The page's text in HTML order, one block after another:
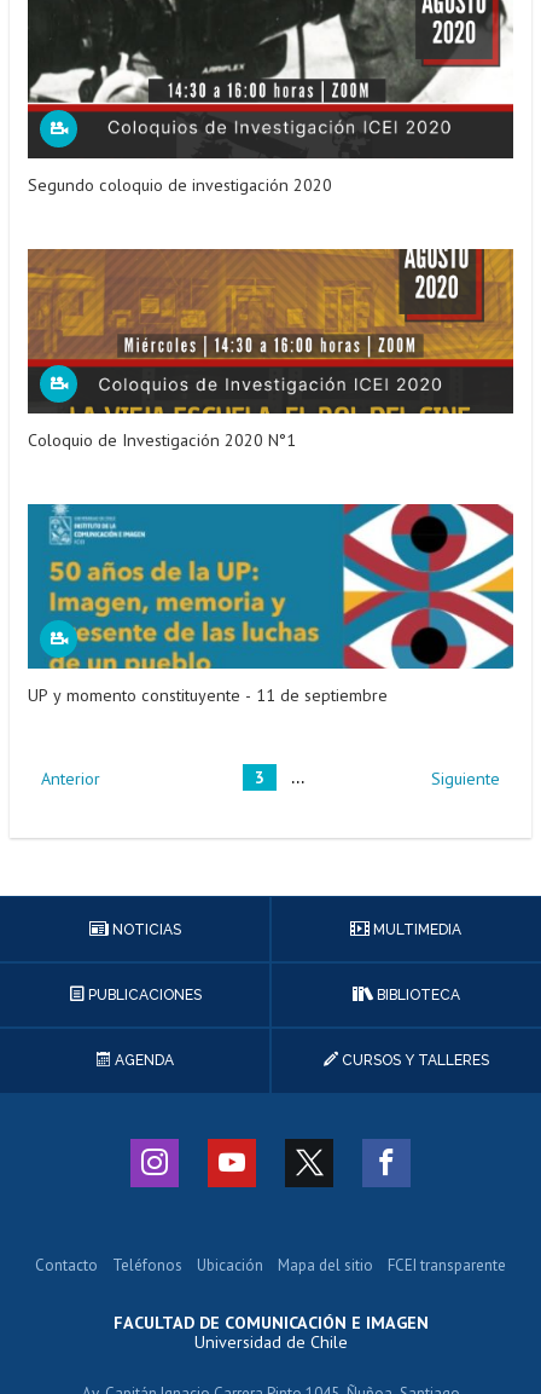
Segundo coloquio de investigación 2020
Coloquio de Investigación 2020 N°1
UP y momento constituyente - 11 de septiembre
Anterior 3 ... Siguiente
NOTICIAS MULTIMEDIA
PUBLICACIONES BIBLIOTECA
AGENDA CURSOS Y TALLERES
FACULTAD DE COMUNICACIÓN E IMAGEN
Universidad de Chile
Contacto Teléfonos Ubicación Mapa del sitio FCEI transparente